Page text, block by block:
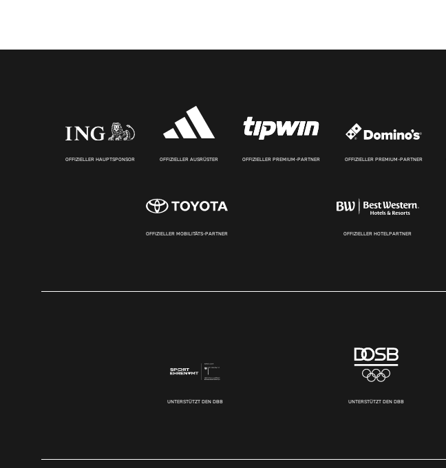
OFFIZIELLER HAUPTSPONSOR OFFIZIELLER AUSRÜSTER OFFIZIELLER PREMIUM-PARTNER OFFIZIELLER PREMIUM-PARTNER
OFFIZIELLER MOBILITÄTS-PARTNER OFFIZIELLER HOTELPARTNER
UNTERSTÜTZT DEN DBB UNTERSTÜTZT DEN DBB